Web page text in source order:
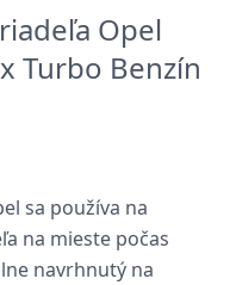
Opel
Turbo Benzín
sa používa na
na mieste počas
navrhnutý na